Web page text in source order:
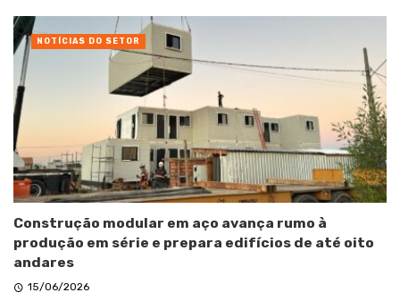
Construção modular em aço avança rumo à
produção em série e prepara edifícios de até oito
andares
15/06/2026
NOTÍCIAS DO SETOR